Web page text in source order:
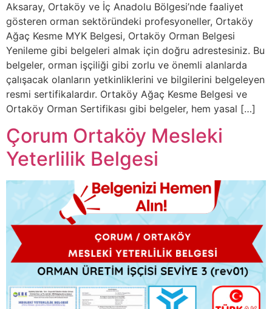
Aksaray, Ortaköy ve İç Anadolu Bölgesi’nde faaliyet
gösteren orman sektöründeki profesyoneller, Ortaköy
Ağaç Kesme MYK Belgesi, Ortaköy Orman Belgesi
Yenileme gibi belgeleri almak için doğru adrestesiniz. Bu
belgeler, orman işçiliği gibi zorlu ve önemli alanlarda
çalışacak olanların yetkinliklerini ve bilgilerini belgeleyen
resmi sertifikalardır. Ortaköy Ağaç Kesme Belgesi ve
Ortaköy Orman Sertifikası gibi belgeler, hem yasal […]
Çorum Ortaköy Mesleki
Yeterlilik Belgesi